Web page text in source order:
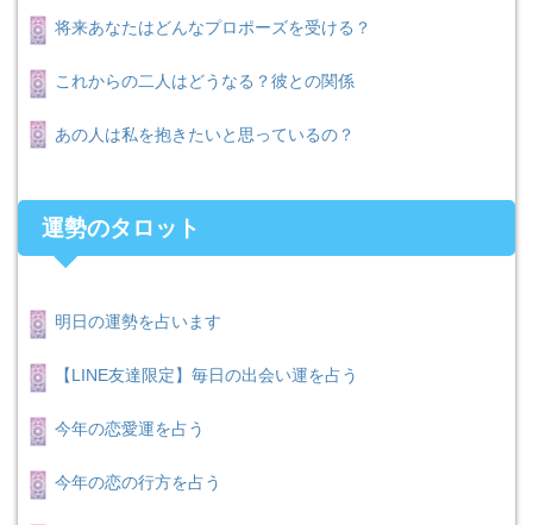
将来あなたはどんなプロポーズを受ける？
これからの二人はどうなる？彼との関係
あの人は私を抱きたいと思っているの？
運勢のタロット
明日の運勢を占います
【LINE友達限定】毎日の出会い運を占う
今年の恋愛運を占う
今年の恋の行方を占う